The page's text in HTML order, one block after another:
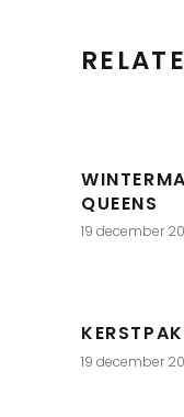
QUEENS
19 december
19 december